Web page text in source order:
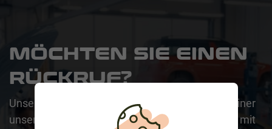
MÖCHTEN SIE EINEN
RÜCKRUF?
Unser Team steht Ihnen gerne zur Verfügung. Einer
unserer kompetenten Mitarbeiter wird sich bald mit